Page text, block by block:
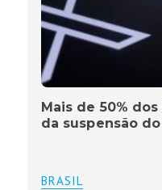
Mais de 50%
da suspensão do
BRASIL